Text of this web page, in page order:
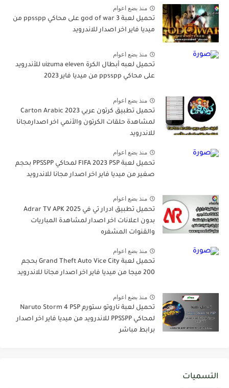
منذ بضع اعوام
تحميل لعبة god of war 3 على محاكي ppsspp من
ميديا فاير اخر اصدار للاندرويد
منذ بضع اعوام
تحميل لعبه أبطال الكرة uizuma eleven للأندرويد
على محاكي ppsspp من ميديا فاير 2023
منذ بضع اعوام
تحميل تطبيق كرتون عربي Carton Arabic 2023
لمشاهدة حلقات الكرتون والأنمي اخر اصدارمجانا
للاندرويد
منذ بضع اعوام
تحميل لعبة FIFA 2023 PSP لمحاكي PPSSPP بحجم
صغير من ميديا فاير اخر اصدار مجانا للاندرويد
منذ بضع اعوام
تحميل تطبيق ادرار تي في Adrar TV APK 2025
بدون اعلانات اخر اصدار لمشاهدة المباريات
والقنوات المشفره
منذ بضع اعوام
تحميل لعبة Grand Theft Auto Vice City بحجم
200 ميجا من ميديا فاير اخر اصدار مجانا للاندرويد
منذ بضع اعوام
تحميل لعبة ناروتو ستورم Naruto Storm 4 PSP
لمحاكي PPSSPP للاندرويد من ميديا فاير اخر اصدار
برابط مباشر
التسميات